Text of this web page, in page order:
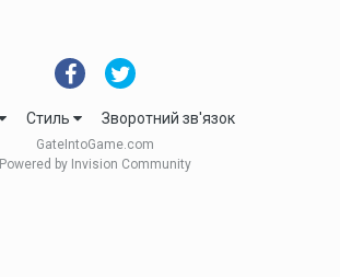
Стиль Зворотний зв'язок
GateIntoGame.com
Powered by Invision Community